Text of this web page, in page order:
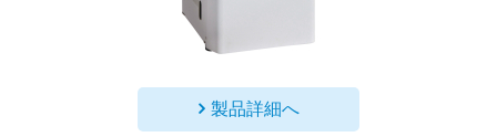
製品詳細へ